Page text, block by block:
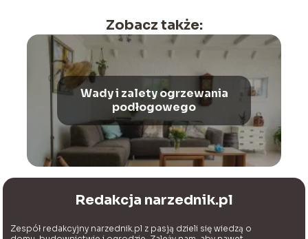
Zobacz także:
Wady i zalety ogrzewania
podłogowego
Redakcja narzednik.pl
Zespół redakcyjny narzednik.pl z pasją dzieli się wiedzą o